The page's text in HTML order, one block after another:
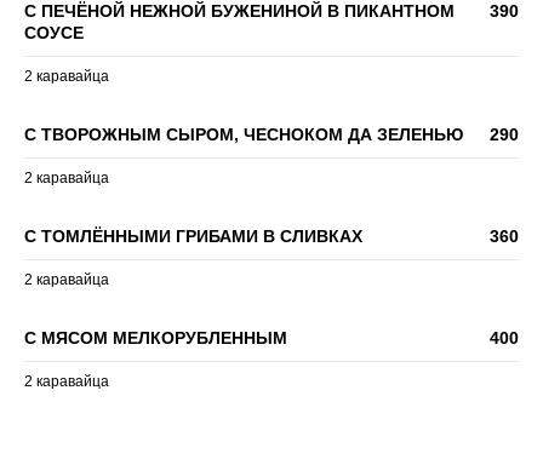
С ПЕЧЁНОЙ НЕЖНОЙ БУЖЕНИНОЙ В ПИКАНТНОМ
СОУСЕ
390
2 каравайца
С ТВОРОЖНЫМ СЫРОМ, ЧЕСНОКОМ ДА ЗЕЛЕНЬЮ 290
2 каравайца
С ТОМЛЁННЫМИ ГРИБАМИ В СЛИВКАХ 360
2 каравайца
С МЯСОМ МЕЛКОРУБЛЕННЫМ 400
2 каравайца